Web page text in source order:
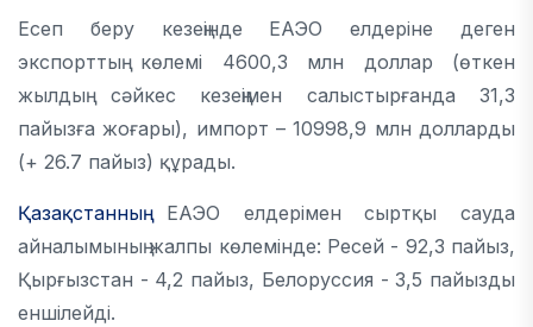
Есеп беру кезеңінде ЕАЭО елдеріне деген
экспорттың көлемі 4600,3 млн доллар (өткен
жылдың сәйкес кезеңімен салыстырғанда 31,3
пайызға жоғары), импорт – 10998,9 млн долларды
(+ 26.7 пайыз) құрады.
ҚазақстанныңЕАЭО елдерімен сыртқы сауда
айналымының жалпы көлемінде: Ресей - 92,3 пайыз,
Қырғызстан - 4,2 пайыз, Белоруссия - 3,5 пайызды
еншілейді.